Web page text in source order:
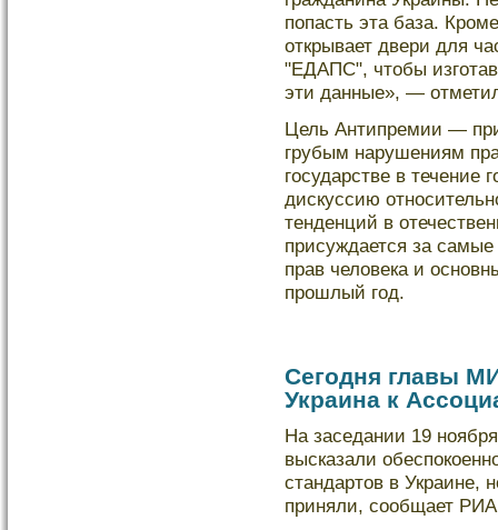
попасть эта база.
открывает двери для
"ЕДАПС", чтобы
эти данные», —
Цель Антипремии —
грубым нарушениям
государстве в
дискуссию
тенденций в
присуждается за
прав человека и
прошлый год.
Сегодня главы
Украина к
На заседании 19
высказали
стандартов в Украине,
приняли, сообщает